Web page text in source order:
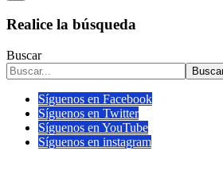
Realice la búsqueda
Buscar
Síguenos en Facebook
Síguenos en Twitter
Síguenos en YouTube
Síguenos en instagram